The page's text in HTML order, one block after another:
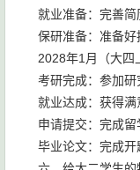
就业准备：完善
保研准备：准备好
2028年1月（大四
考研完成：参加
就业达成：获得
申请提交：完成
毕业论文：完成